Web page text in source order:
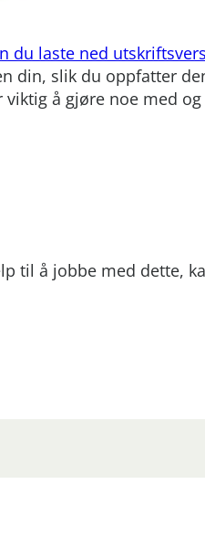
du laste ned
din, slik du oppfatter
å gjøre noe med og
til å jobbe med dette,